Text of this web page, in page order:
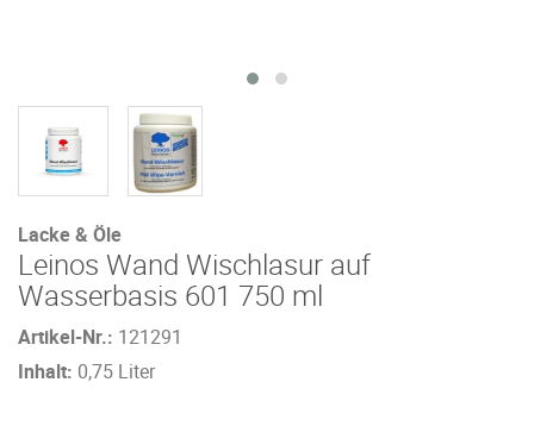
Lacke & Öle
Leinos Wand Wischlasur auf
Wasserbasis 601 750 ml
Artikel-Nr.: 121291
Inhalt: 0,75 Liter